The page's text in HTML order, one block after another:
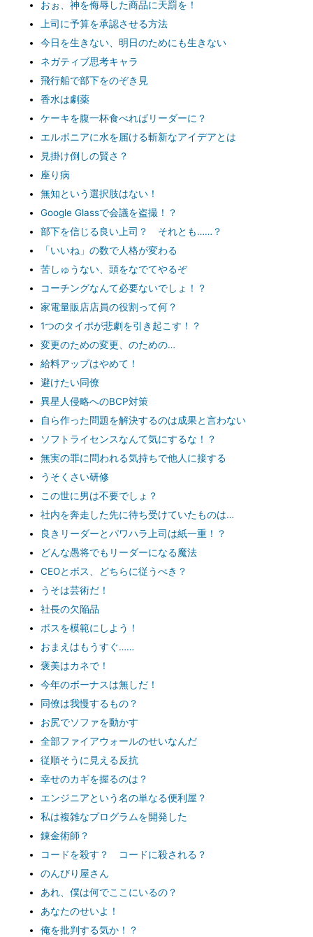
おぉ、神を侮辱した商品に天罰を！
上司に予算を承認させる方法
今日を生きない、明日のためにも生きない
ネガティブ思考キャラ
飛行船で部下をのぞき見
香水は劇薬
ケーキを腹一杯食べればリーダーに？
エルボニアに水を届ける斬新なアイデアとは
見掛け倒しの賢さ？
座り病
無知という選択肢はない！
Google Glassで会議を盗撮！？
部下を信じる良い上司？ それとも……？
「いいね」の数で人格が変わる
苦しゅうない、頭をなでてやるぞ
コーチングなんて必要ないでしょ！？
家電量販店店員の役割って何？
1つのタイポが悲劇を引き起こす！？
変更のための変更、のための…
給料アップはやめて！
避けたい同僚
異星人侵略へのBCP対策
自ら作った問題を解決するのは成果と言わない
ソフトライセンスなんて気にするな！？
無実の罪に問われる気持ちで他人に接する
うそくさい研修
この世に男は不要でしょ？
社内を奔走した先に待ち受けていたものは…
良きリーダーとパワハラ上司は紙一重！？
どんな愚将でもリーダーになる魔法
CEOとボス、どちらに従うべき？
うそは芸術だ！
社長の欠陥品
ボスを模範にしよう！
おまえはもうすぐ……
褒美はカネで！
今年のボーナスは無しだ！
同僚は我慢するもの？
お尻でソファを動かす
全部ファイアウォールのせいなんだ
従順そうに見える反抗
幸せのカギを握るのは？
エンジニアという名の単なる便利屋？
私は複雑なプログラムを開発した
錬金術師？
コードを殺す？ コードに殺される？
のんびり屋さん
あれ、僕は何でここにいるの？
あなたのせいよ！
俺を批判する気か！？